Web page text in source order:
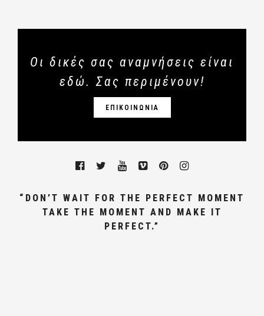
Οι δικές σας αναμνήσεις είναι
εδώ. Σας περιμένουν!
ΕΠΙΚΟΙΝΩΝΙΑ
“DON’T WAIT FOR THE PERFECT MOMENT
TAKE THE MOMENT AND MAKE IT
PERFECT.”